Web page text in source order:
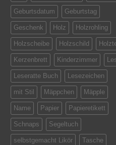
Geburtsdatum Geburtstag
Geschenk Holz Holzrohling
Holzscheibe Holzschild
Kerzenbrett Kinderzimmer
Leseratte Buch Lesezeichen
mit Stil Mäppchen Mäpple
Name Papier Papieretikett
Schnaps Segeltuch
selbstgemacht Likör Tasche